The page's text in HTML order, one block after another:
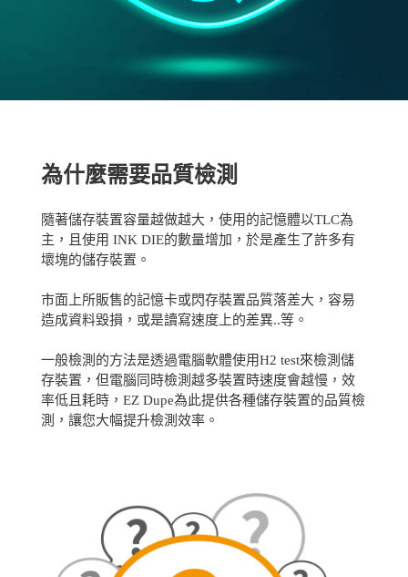
為什麼需要品質檢測
隨著儲存裝置容量越做越大，使用的記憶體以TLC為
主，且使用 INK DIE的數量增加，於是產生了許多有
壞塊的儲存裝置。
市面上所販售的記憶卡或閃存裝置品質落差大，容易
造成資料毀損，或是讀寫速度上的差異..等。
一般檢測的方法是透過電腦軟體使用H2 test來檢測儲
存裝置，但電腦同時檢測越多裝置時速度會越慢，效
率低且耗時，EZ Dupe為此提供各種儲存裝置的品質檢
測，讓您大幅提升檢測效率。